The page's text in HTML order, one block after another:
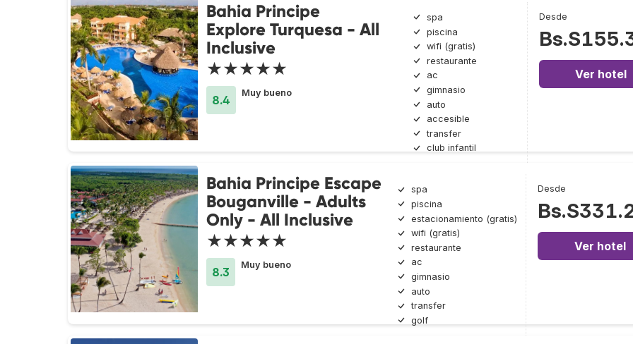
Bahia Principe
Explore Turquesa - All
Inclusive
★★★★★
8.4
Muy bueno
spa
piscina
wifi (gratis)
restaurante
ac
gimnasio
auto
accesible
transfer
club infantil
Desde
Ver hotel
Bahia Principe Escape
Bouganville - Adults
Only - All Inclusive
★★★★★
8.3
Muy bueno
spa
piscina
estacionamiento (gratis)
wifi (gratis)
restaurante
ac
gimnasio
auto
transfer
golf
Desde
Ver hotel